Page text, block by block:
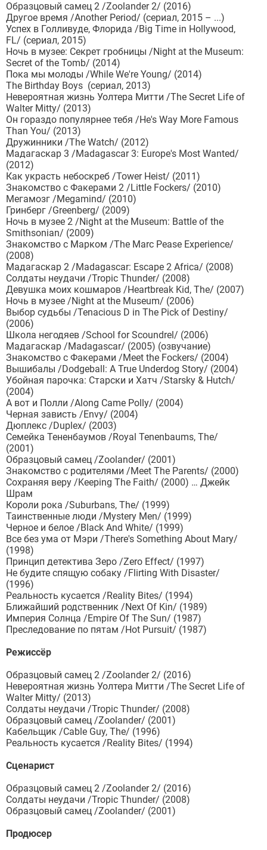
Образцовый самец 2 /Zoolander 2/ (2016)
Другое время /Another Period/ (сериал, 2015 – ...)
Успех в Голливуде, Флорида /Big Time in Hollywood,
FL/ (сериал, 2015)
Ночь в музее: Секрет гробницы /Night at the Museum:
Secret of the Tomb/ (2014)
Пока мы молоды /While We're Young/ (2014)
The Birthday Boys (сериал, 2013)
Невероятная жизнь Уолтера Митти /The Secret Life of
Walter Mitty/ (2013)
Он гораздо популярнее тебя /He's Way More Famous
Than You/ (2013)
Дружинники /The Watch/ (2012)
Мадагаскар 3 /Madagascar 3: Europe's Most Wanted/
(2012)
Как украсть небоскреб /Tower Heist/ (2011)
Знакомство с Факерами 2 /Little Fockers/ (2010)
Мегамозг /Megamind/ (2010)
Гринберг /Greenberg/ (2009)
Ночь в музее 2 /Night at the Museum: Battle of the
Smithsonian/ (2009)
Знакомство с Марком /The Marc Pease Experience/
(2008)
Мадагаскар 2 /Madagascar: Escape 2 Africa/ (2008)
Солдаты неудачи /Tropic Thunder/ (2008)
Девушка моих кошмаров /Heartbreak Kid, The/ (2007)
Ночь в музее /Night at the Museum/ (2006)
Выбор судьбы /Tenacious D in The Pick of Destiny/
(2006)
Школа негодяев /School for Scoundrel/ (2006)
Мадагаскар /Madagascar/ (2005) (озвучание)
Знакомство с Факерами /Meet the Fockers/ (2004)
Вышибалы /Dodgeball: A True Underdog Story/ (2004)
Убойная парочка: Старски и Хатч /Starsky & Hutch/
(2004)
А вот и Полли /Along Came Polly/ (2004)
Черная зависть /Envy/ (2004)
Дюплекс /Duplex/ (2003)
Семейка Тененбаумов /Royal Tenenbaums, The/
(2001)
Образцовый самец /Zoolander/ (2001)
Знакомство с родителями /Meet The Parents/ (2000)
Сохраняя веру /Keeping The Faith/ (2000) … Джейк
Шрам
Короли рока /Suburbans, The/ (1999)
Таинственные люди /Mystery Men/ (1999)
Черное и белое /Black And White/ (1999)
Все без ума от Мэри /There's Something About Mary/
(1998)
Принцип детектива Зеро /Zero Effect/ (1997)
Не будите спящую собаку /Flirting With Disaster/
(1996)
Реальность кусается /Reality Bites/ (1994)
Ближайший родственник /Next Of Kin/ (1989)
Империя Солнца /Empire Of The Sun/ (1987)
Преследование по пятам /Hot Pursuit/ (1987)
Режиссёр
Образцовый самец 2 /Zoolander 2/ (2016)
Невероятная жизнь Уолтера Митти /The Secret Life of
Walter Mitty/ (2013)
Солдаты неудачи /Tropic Thunder/ (2008)
Образцовый самец /Zoolander/ (2001)
Кабельщик /Cable Guy, The/ (1996)
Реальность кусается /Reality Bites/ (1994)
Сценарист
Образцовый самец 2 /Zoolander 2/ (2016)
Солдаты неудачи /Tropic Thunder/ (2008)
Образцовый самец /Zoolander/ (2001)
Продюсер